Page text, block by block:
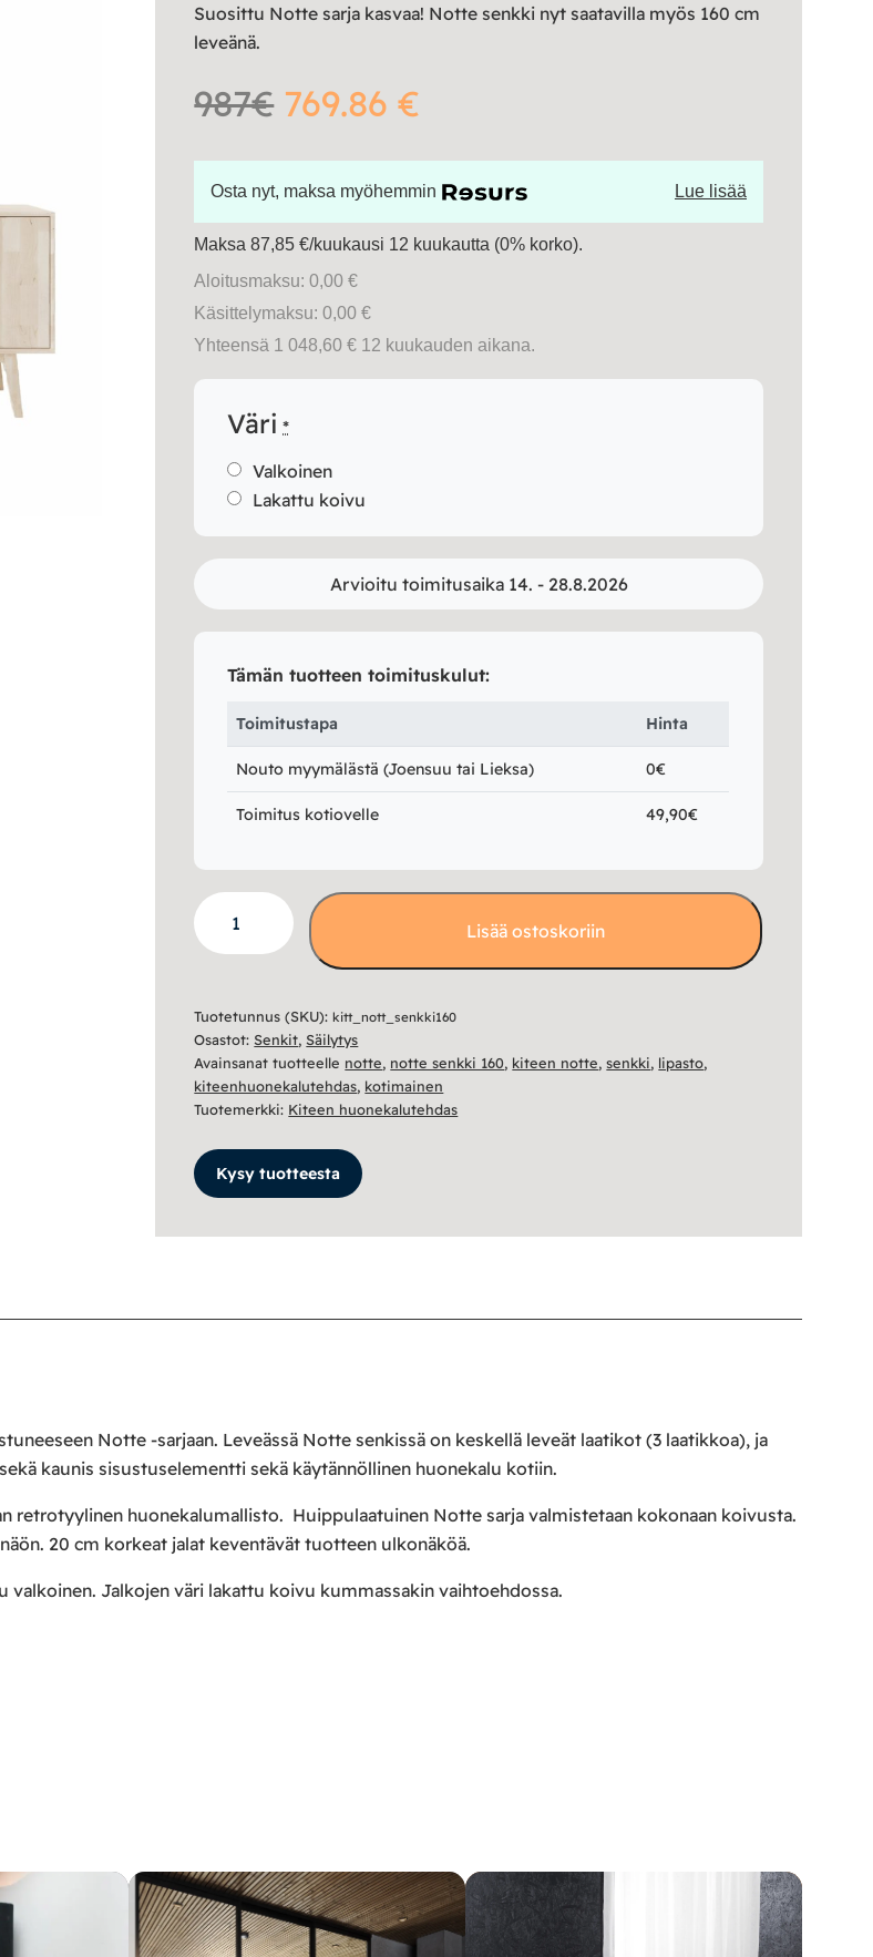
Suosittu Notte sarja kasvaa! Notte senkki nyt saatavilla myös 160 cm
leveänä.
987€769.86 €
Osta nyt, maksa myöhemmin Lue lisää
Maksa 87,85 €/kuukausi 12 kuukautta (0% korko).
Aloitusmaksu: 0,00 €
Käsittelymaksu: 0,00 €
Yhteensä 1 048,60 € 12 kuukauden aikana.
Väri *
Valkoinen
Lakattu koivu
Arvioitu toimitusaika 14. - 28.8.2026
Tämän tuotteen toimituskulut:
Toimitustapa Hinta
Nouto myymälästä (Joensuu tai Lieksa) 0€
Toimitus kotiovelle 49,90€
Notte
senkki
Lisää ostoskoriin
Tuotetunnus (SKU):kitt_nott_senkki160
Osastot:Senkit,Säilytys
Avainsanat tuotteelle notte, notte senkki 160, kiteen notte,senkki, lipasto,
kiteenhuonekalutehdas, kotimainen
Tuotemerkki: Kiteen huonekalutehdas
Kysy tuotteesta
Notte -sarjaan. Leveässä Notte senkissä on keskellä leveät laatikot (3 laatikkoa), ja
kaunis sisustuselementti sekä käytännöllinen huonekalu kotiin.
retrotyylinen huonekalumallisto. Huippulaatuinen Notte sarja valmistetaan kokonaan koivusta.
20 cm korkeat jalat keventävät tuotteen ulkonäköä.
Jalkojen väri lakattu koivu kummassakin vaihtoehdossa.